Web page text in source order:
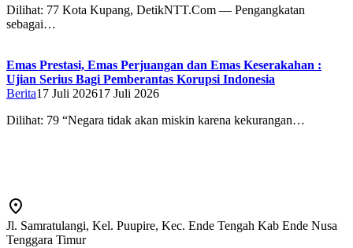
Dilihat: 77 Kota Kupang, DetikNTT.Com — Pengangkatan
sebagai…
Emas Prestasi, Emas Perjuangan dan Emas Keserakahan :
Ujian Serius Bagi Pemberantas Korupsi Indonesia
Berita17 Juli 202617 Juli 2026
Dilihat: 79 “Negara tidak akan miskin karena kekurangan…
Jl. Samratulangi, Kel. Puupire, Kec. Ende Tengah Kab Ende Nusa
Tenggara Timur